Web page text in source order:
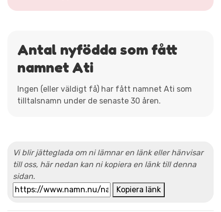
Antal nyfödda som fått
namnet Ati
Ingen (eller väldigt få) har fått namnet Ati som
tilltalsnamn under de senaste 30 åren.
Vi blir jätteglada om ni lämnar en länk eller hänvisar
till oss, här nedan kan ni kopiera en länk till denna
sidan.
Kopiera länk